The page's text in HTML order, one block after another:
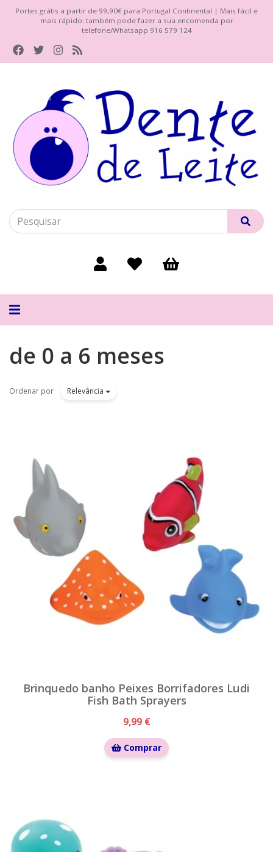
Portes grátis a partir de 99,90€ para Portugal Continental | Mais fácil e
mais rápido: também pode fazer a sua encomenda por
telefone/Whatsapp 916 579 124
Alternar
de 0 a 6 meses
Ordenar por Relevância
Brinquedo banho Peixes Borrifadores Ludi
Fish Bath Sprayers
9,99 €
Comprar